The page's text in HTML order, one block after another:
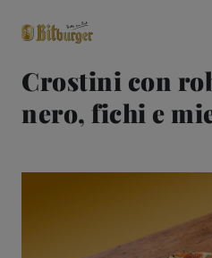
close
Classici premium 0,0%
Crostini con
nero, fichi e